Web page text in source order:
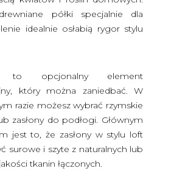
półki specjalnie dla
idealnie osłabią rygor stylu
to opcjonalny element
który można zaniedbać. W
razie możesz wybrać rzymskie
zasłony do podłogi. Głównym
jest to, że zasłony w stylu loft
surowe i szyte z naturalnych lub
tkanin łączonych.